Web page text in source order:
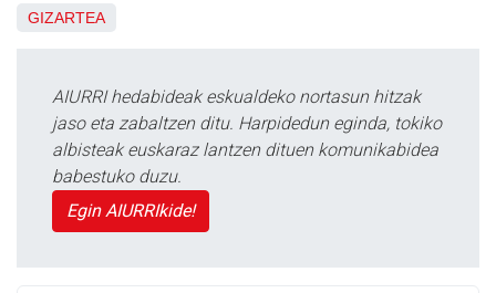
GIZARTEA
AIURRI hedabideak eskualdeko nortasun hitzak
jaso eta zabaltzen ditu. Harpidedun eginda, tokiko
albisteak euskaraz lantzen dituen komunikabidea
babestuko duzu.
Egin AIURRIkide!